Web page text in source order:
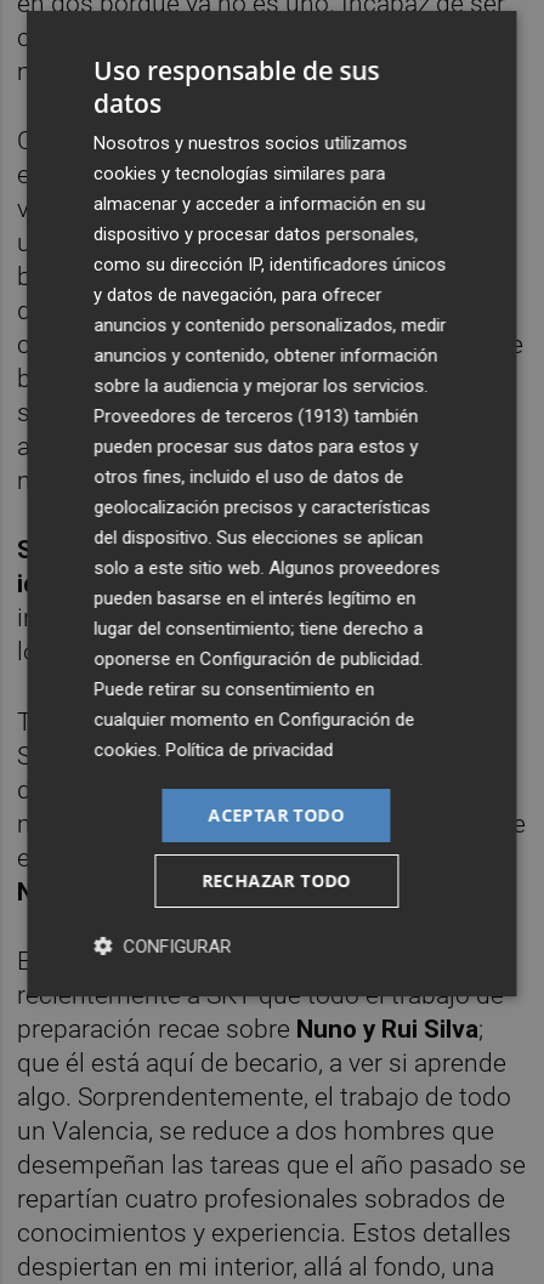
competitivo incluso cuando muestra su
mejor versión.
Cuyos centrocampistas se ven obligados a
emprender la acción individual porque rara
vez tienen otra opción; cuyos centrales, en
un ataque de estupidez, pretenden sacar
balones de rabona estando en situaciones
de uno contra cuatro. Con laterales vejados
cada vez que son encarados porque ya nadie
baja a la retaguardia a construir un muro
sobre el que impulsarse. De delanteros que
ayudaban a arietes que se pasean en
morros.
Sufrimos un Valencia roto cuando era de
ideas claras ; desdibujado; desorientado;
insolidario y anárquico. Un fiel reflejo de la
locura que asaltó a su entrenador.
Tampoco le achaco todo el mal al Espirito
Santo, puesto que hay asuntos que no son
de su incumbencia que lucen de igual
manera. Aunque encuentro aspectos que me
enervan mucho más,como escuchar a Phil
Neville
cada vez que habla para Inglaterra.
El socio del Hotel Manchester confesó
recientemente a SKY que todo el trabajo de
preparación recae sobre Nuno y Rui Silva;
que él está aquí de becario, a ver si aprende
algo. Sorprendentemente, el trabajo de todo
un Valencia, se reduce a dos hombres que
desempeñan las tareas que el año pasado se
repartían cuatro profesionales sobrados de
conocimientos y experiencia. Estos detalles
despiertan en mi interior, allá al fondo, una
Uso responsable de sus
datos
Nosotros y nuestros socios utilizamos
cookies y tecnologías similares para
almacenar y acceder a información en su
dispositivo y procesar datos personales,
como su dirección IP, identificadores únicos
y datos de navegación, para ofrecer
anuncios y contenido personalizados, medir
anuncios y contenido, obtener información
sobre la audiencia y mejorar los servicios.
Proveedores de terceros (1913) también
pueden procesar sus datos para estos y
otros fines, incluido el uso de datos de
geolocalización precisos y características
del dispositivo. Sus elecciones se aplican
solo a este sitio web. Algunos proveedores
pueden basarse en el interés legítimo en
lugar del consentimiento; tiene derecho a
oponerse enConfiguración de publicidad.
Puede retirar su consentimiento en
cualquier momento enConfiguración de
cookies.Política de privacidad
ACEPTAR TODO
RECHAZAR TODO
CONFIGURAR